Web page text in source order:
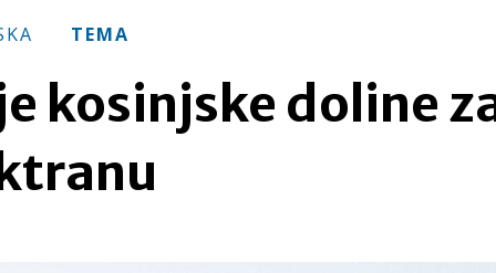
TEMA
kosinjske doline